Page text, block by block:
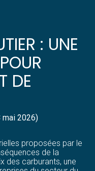
: UNE
DE
mai 2026)
proposées par le
de la
des carburants, une